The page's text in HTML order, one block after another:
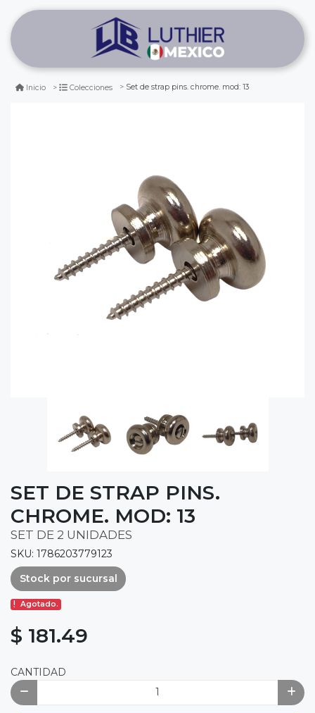
Inicio Colecciones Set de strap pins. chrome. mod: 13
SET DE STRAP PINS.
CHROME. MOD: 13
SET DE 2 UNIDADES
SKU: 1786203779123
Stock por sucursal
Agotado.
$ 181.49
CANTIDAD